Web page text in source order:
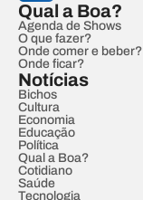
Qual a Boa?
Agenda de Shows
O que fazer?
Onde comer e beber?
Onde ficar?
Notícias
Bichos
Cultura
Economia
Educação
Política
Qual a Boa?
Cotidiano
Saúde
Tecnologia